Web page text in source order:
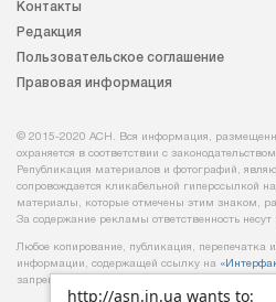
http://asn.in.ua wants to:
Контакты
Редакция
Пользовательское соглашение
Правовая информация
© 2015-2020 АСН. Вся информация,
охраняется в соответствии с
Републикация материалов и фотографий,
сопровождается кликабельной гиперссылкой
материалы, которые отмечены этим знаком,
За содержание рекламы ответственность
Любое копирование, публикация, перепечатка
информации, содержащей ссылку на
запрещается.